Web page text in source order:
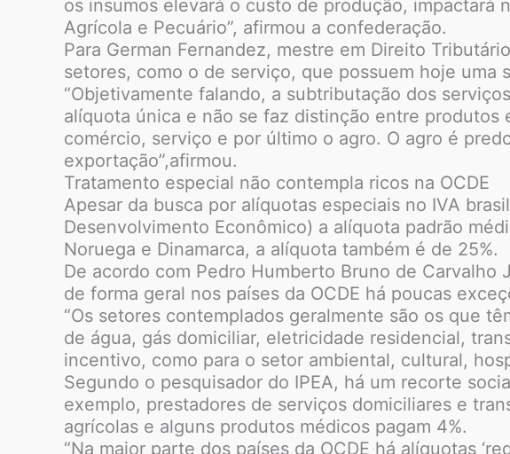
os insumos elevará o custo de produção, impactará
Agrícola e Pecuário”, afirmou a confederação.
Para German Fernandez, mestre em Direito
setores, como o de serviço, que possuem hoje
“Objetivamente falando, a subtributação dos
alíquota única e não se faz distinção entre produtos
comércio, serviço e por último o agro. O agro é
exportação”,afirmou.
Tratamento especial não contempla ricos na OCDE
Apesar da busca por alíquotas especiais no IVA
Desenvolvimento Econômico) a alíquota padrão
Noruega e Dinamarca, a alíquota também é de 25%.
De acordo com Pedro Humberto Bruno de Carvalho
de forma geral nos países da OCDE há poucas
“Os setores contemplados geralmente são os que
de água, gás domiciliar, eletricidade residencial,
incentivo, como para o setor ambiental, cultural,
Segundo o pesquisador do IPEA, há um recorte
exemplo, prestadores de serviços domiciliares e
agrícolas e alguns produtos médicos pagam 4%.
“Na maior parte dos países da OCDE há alíquotas